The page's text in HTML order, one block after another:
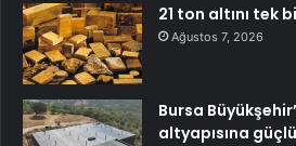
21 ton altını tek
Ağustos 7, 2026
Bursa
altyapısına